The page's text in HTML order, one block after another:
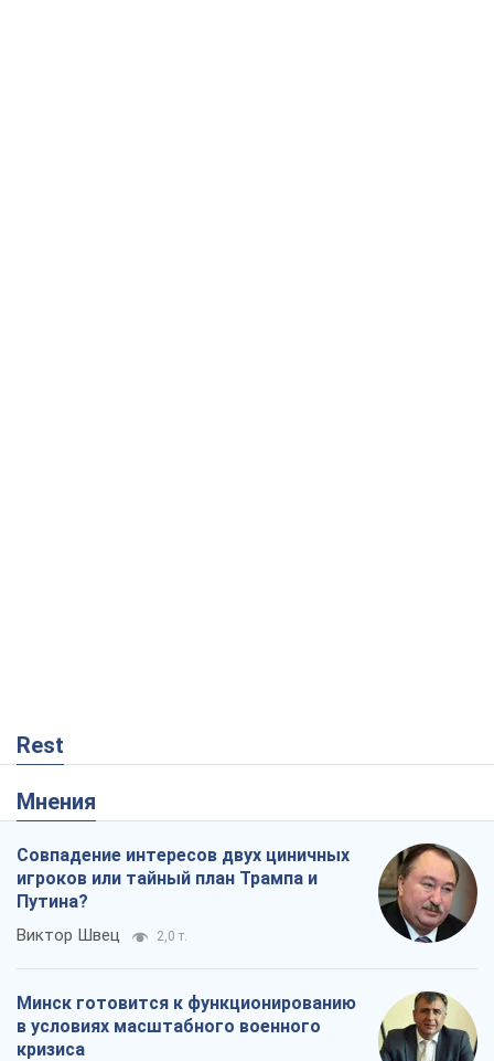
Rest
Мнения
Совпадение интересов двух циничных
игроков или тайный план Трампа и
Путина?
Виктор Швец 2,0 т.
Минск готовится к функционированию
в условиях масштабного военного
кризиса